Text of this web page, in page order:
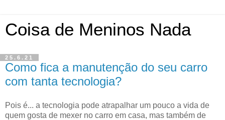
Coisa de Meninos Nada
25.6.21
Como fica a manutenção do seu carro
com tanta tecnologia?
Pois é... a tecnologia pode atrapalhar um pouco a vida de
quem gosta de mexer no carro em casa, mas também de